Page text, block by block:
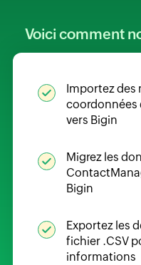
Voici comment
Importez des
coordonnées
vers Bigin
Migrez les
Bigin
Exportez les
fichier .CSV
informations